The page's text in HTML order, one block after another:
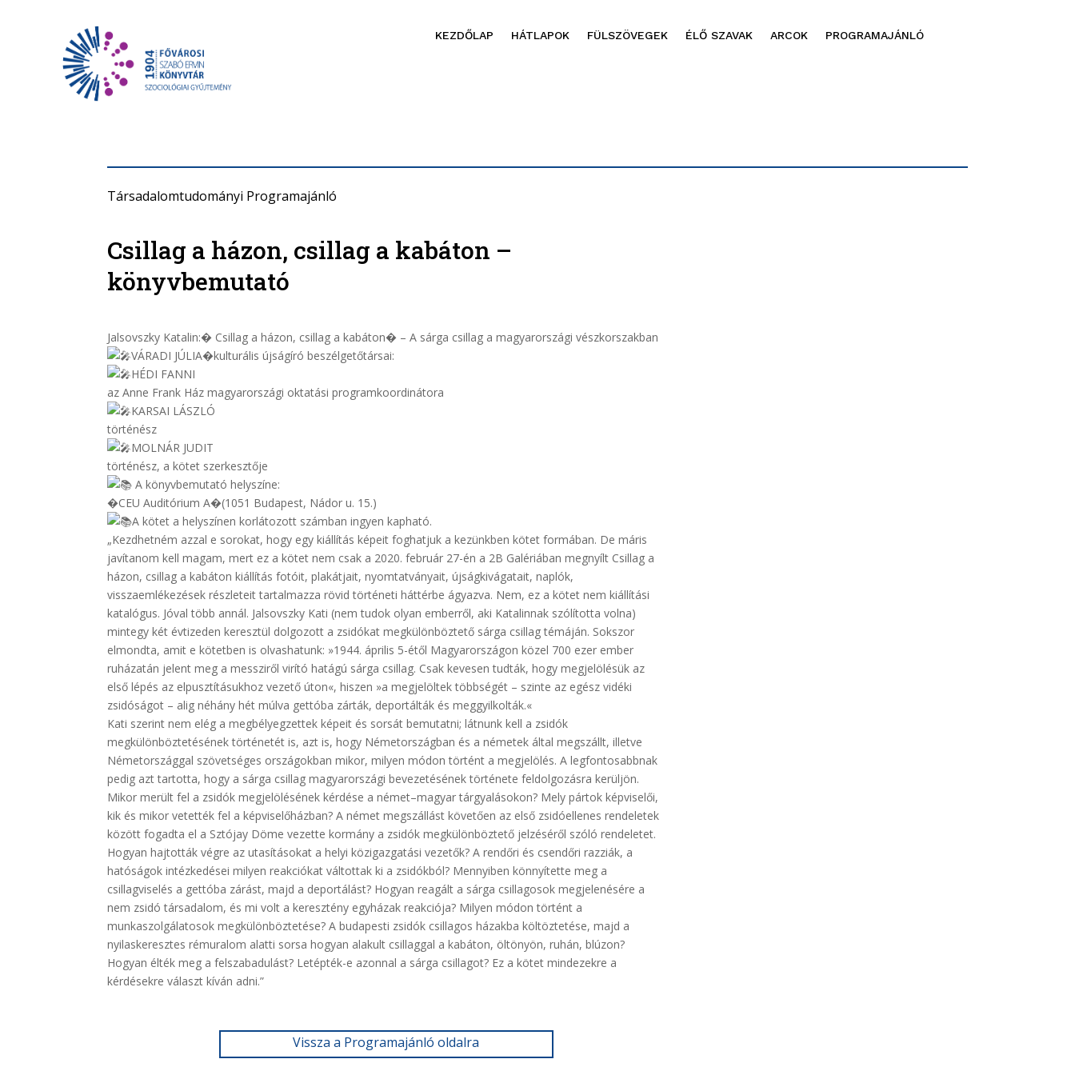
KEZDŐLAP HÁTLAPOK FÜLSZÖVEGEK ÉLŐ SZAVAK ARCOK PROGRAMAJÁNLÓ
Társadalomtudományi Programajánló
Csillag a házon, csillag a kabáton –
könyvbemutató
Jalsovszky Katalin:� Csillag a házon, csillag a kabáton� – A sárga csillag a magyarországi vészkorszakban
VÁRADI JÚLIA�kulturális újságíró beszélgetőtársai:
HÉDI FANNI
az Anne Frank Ház magyarországi oktatási programkoordinátora
KARSAI LÁSZLÓ
történész
MOLNÁR JUDIT
történész, a kötet szerkesztője
A könyvbemutató helyszíne:
�CEU Auditórium A�(1051 Budapest, Nádor u. 15.)
A kötet a helyszínen korlátozott számban ingyen kapható.
„Kezdhetném azzal e sorokat, hogy egy kiállítás képeit foghatjuk a kezünkben kötet formában. De máris
javítanom kell magam, mert ez a kötet nem csak a 2020. február 27-én a 2B Galériában megnyílt Csillag a
házon, csillag a kabáton kiállítás fotóit, plakátjait, nyomtatványait, újságkivágatait, naplók,
visszaemlékezések részleteit tartalmazza rövid történeti háttérbe ágyazva. Nem, ez a kötet nem kiállítási
katalógus. Jóval több annál. Jalsovszky Kati (nem tudok olyan emberről, aki Katalinnak szólította volna)
mintegy két évtizeden keresztül dolgozott a zsidókat megkülönböztető sárga csillag témáján. Sokszor
elmondta, amit e kötetben is olvashatunk: »1944. április 5-étől Magyarországon közel 700 ezer ember
ruházatán jelent meg a messziről virító hatágú sárga csillag. Csak kevesen tudták, hogy megjelölésük az
első lépés az elpusztításukhoz vezető úton«, hiszen »a megjelöltek többségét – szinte az egész vidéki
zsidóságot – alig néhány hét múlva gettóba zárták, deportálták és meggyilkolták.«
Kati szerint nem elég a megbélyegzettek képeit és sorsát bemutatni; látnunk kell a zsidók
megkülönböztetésének történetét is, azt is, hogy Németországban és a németek által megszállt, illetve
Németországgal szövetséges országokban mikor, milyen módon történt a megjelölés. A legfontosabbnak
pedig azt tartotta, hogy a sárga csillag magyarországi bevezetésének története feldolgozásra kerüljön.
Mikor merült fel a zsidók megjelölésének kérdése a német–magyar tárgyalásokon? Mely pártok képviselői,
kik és mikor vetették fel a képviselőházban? A német megszállást követően az első zsidóellenes rendeletek
között fogadta el a Sztójay Döme vezette kormány a zsidók megkülönböztető jelzéséről szóló rendeletet.
Hogyan hajtották végre az utasításokat a helyi közigazgatási vezetők? A rendőri és csendőri razziák, a
hatóságok intézkedései milyen reakciókat váltottak ki a zsidókból? Mennyiben könnyítette meg a
csillagviselés a gettóba zárást, majd a deportálást? Hogyan reagált a sárga csillagosok megjelenésére a
nem zsidó társadalom, és mi volt a keresztény egyházak reakciója? Milyen módon történt a
munkaszolgálatosok megkülönböztetése? A budapesti zsidók csillagos házakba költöztetése, majd a
nyilaskeresztes rémuralom alatti sorsa hogyan alakult csillaggal a kabáton, öltönyön, ruhán, blúzon?
Hogyan élték meg a felszabadulást? Letépték-e azonnal a sárga csillagot? Ez a kötet mindezekre a
kérdésekre választ kíván adni.”
Vissza a Programajánló oldalra